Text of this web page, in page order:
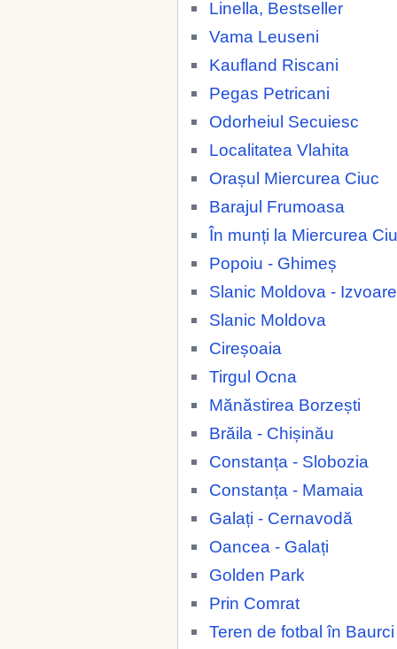
Linella, Bestseller
Vama Leuseni
Kaufland Riscani
Pegas Petricani
Odorheiul Secuiesc
Localitatea Vlahita
Orașul Miercurea Ciuc
Barajul Frumoasa
În munți la Miercurea
Popoiu - Ghimeș
Slanic Moldova - Izvoare
Slanic Moldova
Cireșoaia
Tirgul Ocna
Mănăstirea Borzești
Brăila - Chișinău
Constanța - Slobozia
Constanța - Mamaia
Galați - Cernavodă
Oancea - Galați
Golden Park
Prin Comrat
Teren de fotbal în